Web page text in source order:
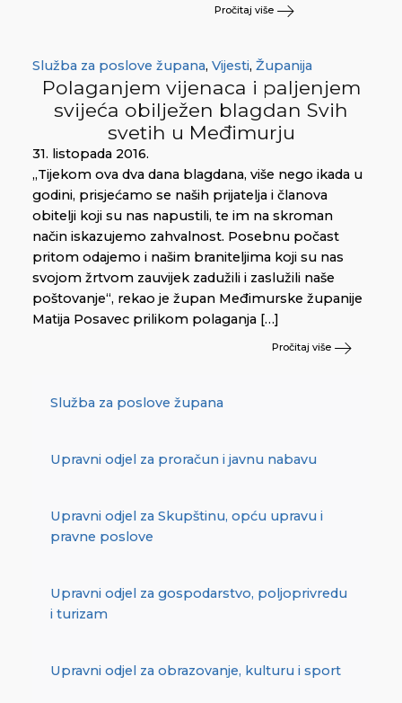
Pročitaj više
Služba za poslove župana, Vijesti, Županija
Polaganjem vijenaca i paljenjem
svijeća obilježen blagdan Svih
svetih u Međimurju
31. listopada 2016.
„Tijekom ova dva dana blagdana, više nego ikada u
godini, prisjećamo se naših prijatelja i članova
obitelji koji su nas napustili, te im na skroman
način iskazujemo zahvalnost. Posebnu počast
pritom odajemo i našim braniteljima koji su nas
svojom žrtvom zauvijek zadužili i zaslužili naše
poštovanje“, rekao je župan Međimurske županije
Matija Posavec prilikom polaganja […]
Pročitaj više
Služba za poslove župana
Upravni odjel za proračun i javnu nabavu
Upravni odjel za Skupštinu, opću upravu i
pravne poslove
Upravni odjel za gospodarstvo, poljoprivredu
i turizam
Upravni odjel za obrazovanje, kulturu i sport